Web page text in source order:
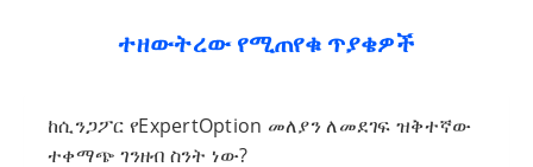
ተዘውትረው የሚጠየቁ ጥያቄዎች
ከሲንጋፖር የExpertOption መለያን ለመደገፍ ዝቅተኛው
ተቀማጭ ገንዘብ ስንት ነው?